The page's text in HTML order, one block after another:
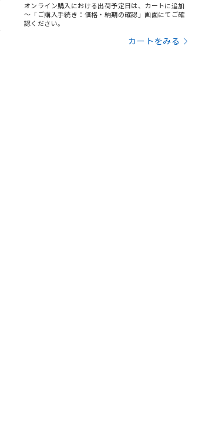
オンライン購入における出荷予定日は、カートに追加
～「ご購入手続き：価格・納期の確認」画面にてご確
認ください。
カートをみる